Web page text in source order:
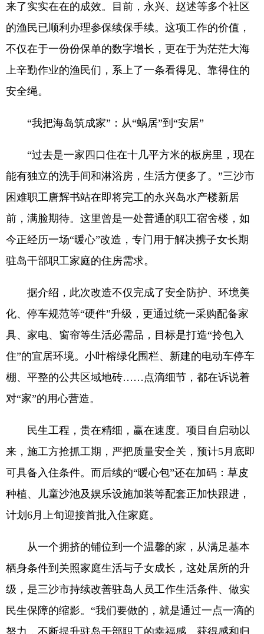
来了实实在在的成效。目前，永兴、赵述等多个社区
的渔民已顺利办理参保续保手续。这项工作的价值，
不仅在于一份份保单的数字增长，更在于为茫茫大海
上辛勤作业的渔民们，系上了一条看得见、靠得住的
安全绳。
“我把海岛筑成家”：从“蜗居”到“安居”
“过去是一家四口住在十几平方米的板房里，现在
能有独立的洗手间和淋浴房，生活方便多了。”三沙市
困难职工唐辉书站在即将完工的永兴岛水产楼新居
前，满脸期待。这里曾是一处普通的职工宿舍楼，如
今正经历一场“暖心”改造，专门用于解决携子女长期
驻岛干部职工家庭的住房需求。
据介绍，此次改造不仅完成了安全防护、环境美
化、停车规范等“硬件”升级，更通过统一采购配备家
具、家电、窗帘等生活必需品，目标是打造“拎包入
住”的宜居环境。小叶榕绿化围栏、新建的电动车停车
棚、平整的公共区域地砖……点滴细节，都在诉说着
对“家”的用心营造。
民生工程，贵在精细，赢在速度。项目自启动以
来，施工方抢抓工期，严把质量安全关，预计5月底即
可具备入住条件。而后续的“暖心包”还在加码：草皮
种植、儿童沙池及娱乐设施加装等配套正加快跟进，
计划6月上旬迎接首批入住家庭。
从一个拥挤的铺位到一个温馨的家，从满足基本
栖身条件到关照家庭生活与子女成长，这处居所的升
级，是三沙市持续改善驻岛人员工作生活条件、做实
民生保障的缩影。“我们要做的，就是通过一点一滴的
努力，不断提升驻岛干部职工的幸福感、获得感和归